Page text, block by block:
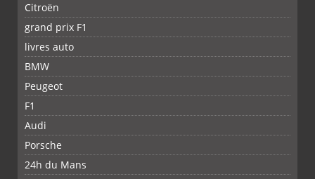
Citroën
grand prix F1
livres auto
BMW
Peugeot
F1
Audi
Porsche
24h du Mans